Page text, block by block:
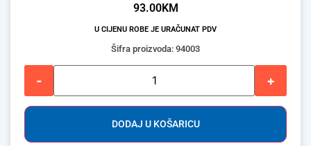
93.00KM
U CIJENU ROBE JE URAČUNAT PDV
Šifra proizvoda: 94003
- +
DODAJ U KOŠARICU